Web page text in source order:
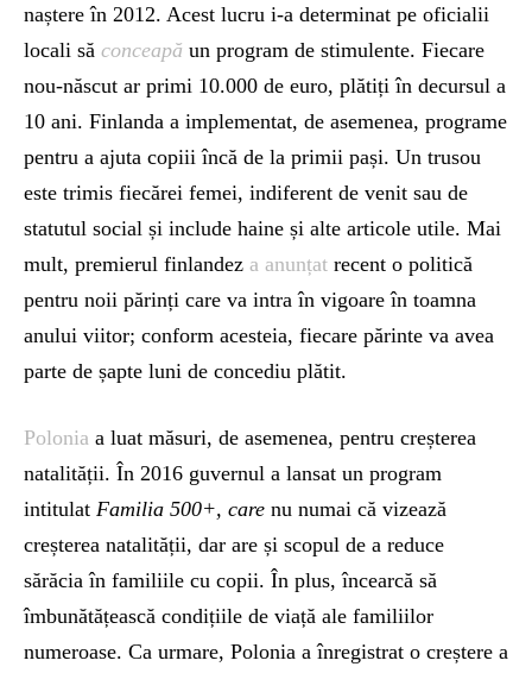
naștere în 2012. Acest lucru i-a determinat pe oficialii
locali să conceapă un program de stimulente. Fiecare
nou-născut ar primi 10.000 de euro, plătiți în decursul a
10 ani. Finlanda a implementat, de asemenea, programe
pentru a ajuta copiii încă de la primii pași. Un trusou
este trimis fiecărei femei, indiferent de venit sau de
statutul social și include haine și alte articole utile. Mai
mult, premierul finlandez a anunțat recent o politică
pentru noii părinți care va intra în vigoare în toamna
anului viitor; conform acesteia, fiecare părinte va avea
parte de șapte luni de concediu plătit.
Polonia a luat măsuri, de asemenea, pentru creșterea
natalității. În 2016 guvernul a lansat un program
intitulat Familia 500+, care nu numai că vizează
creșterea natalității, dar are și scopul de a reduce
sărăcia în familiile cu copii. În plus, încearcă să
îmbunătățească condițiile de viață ale familiilor
numeroase. Ca urmare, Polonia a înregistrat o creștere a